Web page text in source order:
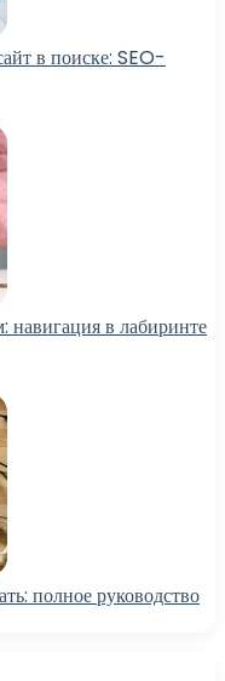
в поиске: SEO-
навигация в лабиринте
полное руководство